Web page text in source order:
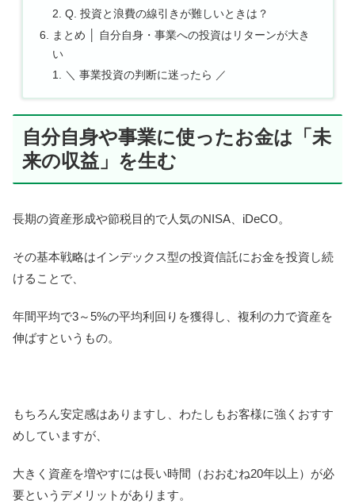
Q. 投資と浪費の線引きが難しいときは？
まとめ │ 自分自身・事業への投資はリターンが大き
い
＼ 事業投資の判断に迷ったら ／
自分自身や事業に使ったお金は「未
来の収益」を生む
長期の資産形成や節税目的で人気のNISA、iDeCO。
その基本戦略はインデックス型の投資信託にお金を投資し続
けることで、
年間平均で3～5%の平均利回りを獲得し、複利の力で資産を
伸ばすというもの。
もちろん安定感はありますし、わたしもお客様に強くおすす
めしていますが、
大きく資産を増やすには長い時間（おおむね20年以上）が必
要というデメリットがあります。